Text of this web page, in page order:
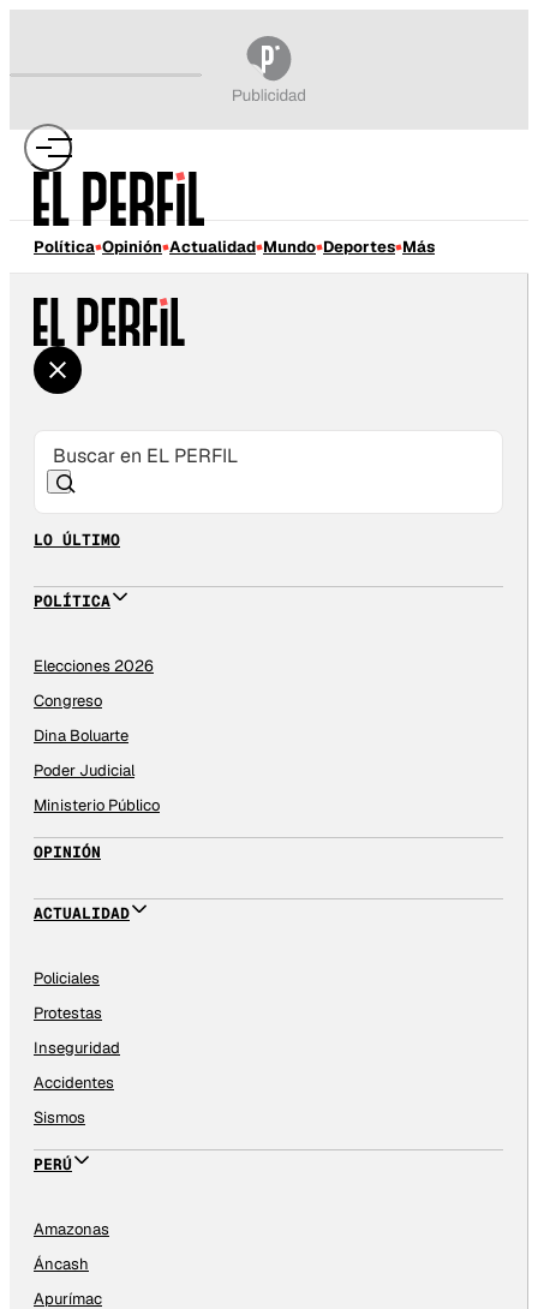
Política Opinión Actualidad Mundo Deportes Más
LO ÚLTIMO
POLÍTICA
Elecciones 2026
Congreso
Dina Boluarte
Poder Judicial
Ministerio Público
OPINIÓN
ACTUALIDAD
Policiales
Protestas
Inseguridad
Accidentes
Sismos
PERÚ
Amazonas
Áncash
Apurímac